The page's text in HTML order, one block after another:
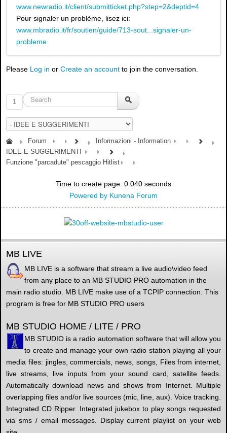
www.newradio.it/client/submitticket.php?step=2&deptid=4
Pour signaler un problème, lisez ici:
www.mbradio.it/fr/soutien/guide/713-sout...signaler-un-
probleme
Please Log in or Create an account to join the conversation.
1
Forum
Informazioni - Information
IDEE E SUGGERIMENTI
Funzione "parcadute" pescaggio Hitlist
Time to create page: 0.040 seconds
Powered by Kunena Forum
MB LIVE
MB LIVE is a software that stream a live audio\video feed
from any place to an MB STUDIO PRO automation in the
main radio studio. MB LIVE make use of a TCPIP connection. This
program is free for MB STUDIO PRO users
MB STUDIO HOME / LITE / PRO
MB STUDIO is a radio automation software that will allow you
to create and manage your own radio station playing all your
media files: jingles, commercials, news, songs, Files from internet,
live streams, live inputs from your sound card, satellite feeds.
Automatically download news and shows from Internet. Multiple
overlapping files and/or live sources (mic, line, aux). Voice tracking.
Integrated CD Ripper. Integrated jukebox to play songs requested
via sms / email messages. Display current playlist on your web